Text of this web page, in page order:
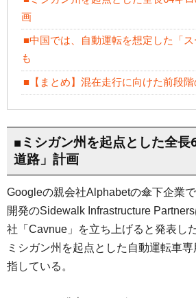
画
■中国では、自動運転を想定した「ス
も
■【まとめ】混在走行に向けた前段
■ミシガン州を起点とした全長
道路」計画
Googleの親会社Alphabetの傘下企業
開発のSidewalk Infrastructure
社「Cavnue」を立ち上げると発表し
ミシガン州を起点とした自動運転車
指している。